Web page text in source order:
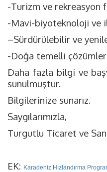
-Turizm ve rekreasyon
-Mavi-biyoteknoloji ve
–Sürdürülebilir ve
-Doğa temelli çözümler
Daha fazla bilgi ve
sunulmuştur.
Bilgilerinize sunarız.
Saygılarımızla,
Turgutlu Ticaret ve
EK: Karadeniz Hızlandırma